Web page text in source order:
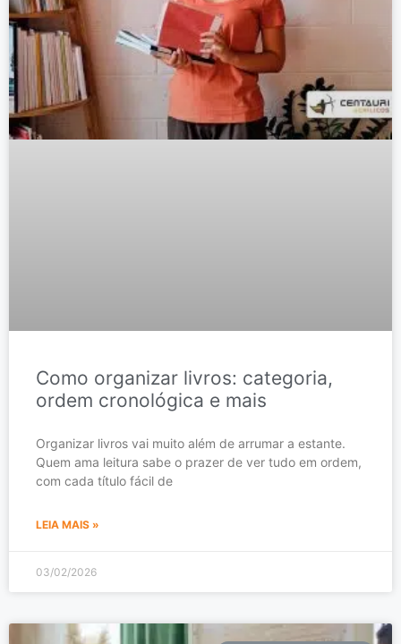
Como organizar livros: categoria,
ordem cronológica e mais
Organizar livros vai muito além de arrumar a estante.
Quem ama leitura sabe o prazer de ver tudo em ordem,
com cada título fácil de
LEIA MAIS »
03/02/2026